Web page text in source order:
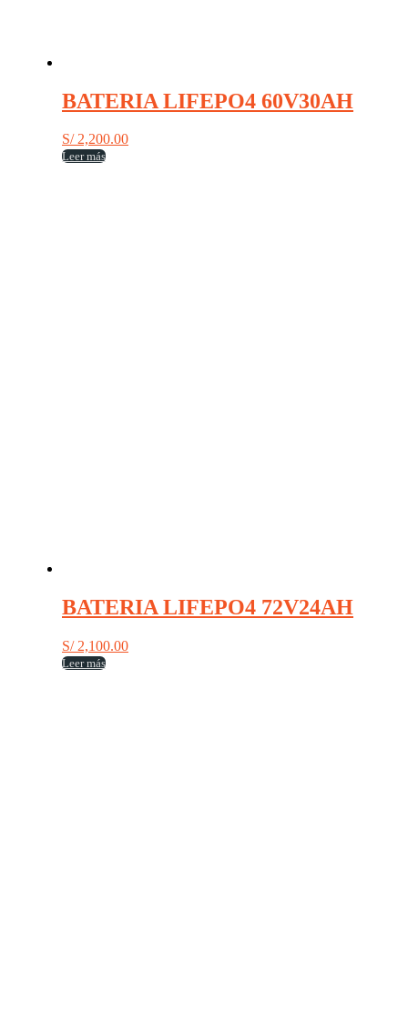
BATERIA LIFEPO4 60V30AH
S/2,200.00
Leer más
BATERIA LIFEPO4 72V24AH
S/2,100.00
Leer más